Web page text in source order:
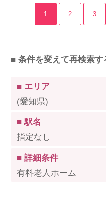
1 2 3
■ 条件を変えて再検索す
■ エリア
(愛知県)
■ 駅名
指定なし
■ 詳細条件
有料老人ホーム